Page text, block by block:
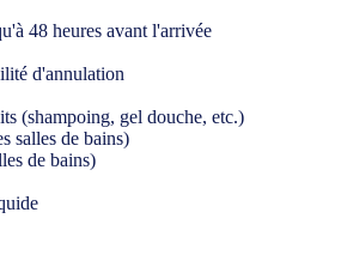
48 heures avant l'arrivée
d'annulation
(shampoing, gel douche, etc.)
salles de bains)
de bains)